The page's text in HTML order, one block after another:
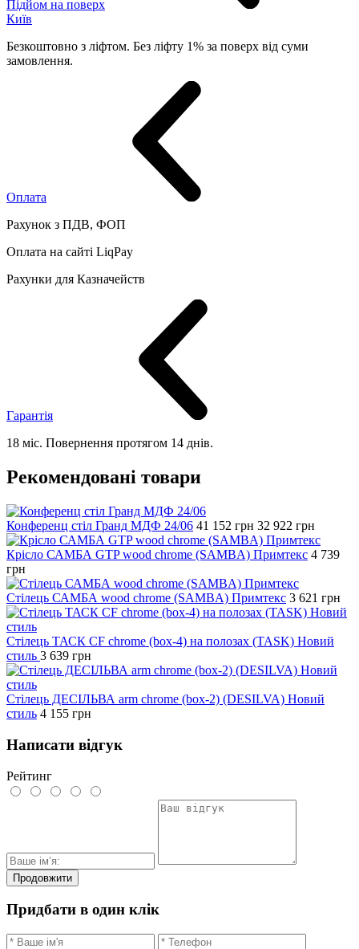
Підйом на поверх
Київ
Безкоштовно з ліфтом. Без ліфту 1% за поверх від суми
замовлення.
Оплата
Рахунок з ПДВ, ФОП
Оплата на сайті LiqPay
Рахунки для Казначейств
Гарантія
18 міс. Повернення протягом 14 днів.
Рекомендовані товари
Конференц стіл Гранд МДФ 24/06 41 152 грн 32 922 грн
Крісло САМБА GTP wood chrome (SAMBA) Примтекс 4 739
грн
Стілець САМБА wood chrome (SAMBA) Примтекс 3 621 грн
Стілець ТАСК CF chrome (box-4) на полозах (TASK) Новий
стиль 3 639 грн
Стілець ДЕСІЛЬВА arm chrome (box-2) (DESILVA) Новий
стиль 4 155 грн
Написати відгук
Рейтинг
Продовжити
Придбати в один клік